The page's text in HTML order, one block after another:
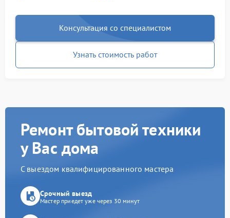
Консультация со специалистом
Узнать стоимость работ
Ремонт бытовой техники
у Вас дома
С выездом квалифицированного мастера
Срочный выезд
Мастер приедет уже через 30 минут